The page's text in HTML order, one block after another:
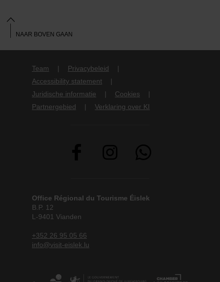
Team
Privacybeleid
Accessibility statement
Juridische informatie
Cookies
Partnergebied
Verklaring over KI
Office Régional du Tourisme Éislek
B.P. 12
L-9401 Vianden
+352 26 95 05 66
info@visit-eislek.lu
NAAR BOVEN GAAN